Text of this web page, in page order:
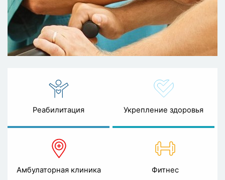
Реабилитация Укрепление здоровья
Амбулаторная клиника Фитнес